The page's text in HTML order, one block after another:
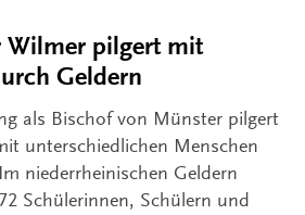
Wilmer pilgert mit
Geldern
als Bischof von Münster pilgert
unterschiedlichen Menschen
niederrheinischen Geldern
Schülerinnen, Schülern und